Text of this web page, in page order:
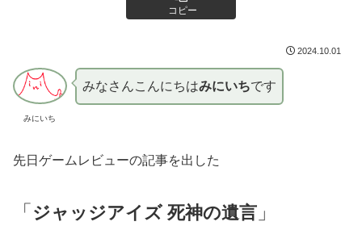
コピー
2024.10.01
みにいち
みなさんこんにちはみにいちです
先日ゲームレビューの記事を出した
「 ジャッジアイズ 死神の遺言 」